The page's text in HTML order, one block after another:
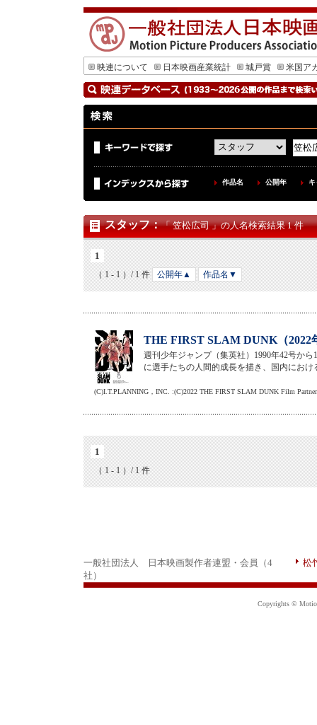
映連について 日本映画産業統計 城戸賞 米国ア
作品名 公開年
スタッフ：「 笠松広司 」の人名検索結果 1 件
1
（ 1 - 1 ）/ 1 件 公開年▲ 作品名▼
THE FIRST SLAM DUNK（2022
週刊少年ジャンプ（集英社）1990年42号か
に選手たちの人間的成長を描き、国内にお
(C)I.T.PLANNING，INC. :(C)2022 THE FIRST SLAM DUNK Film
1
（ 1 - 1 ）/ 1 件
一般社団法人 日本映画製作者連盟・会員（4
社）
松
Copyrights ©